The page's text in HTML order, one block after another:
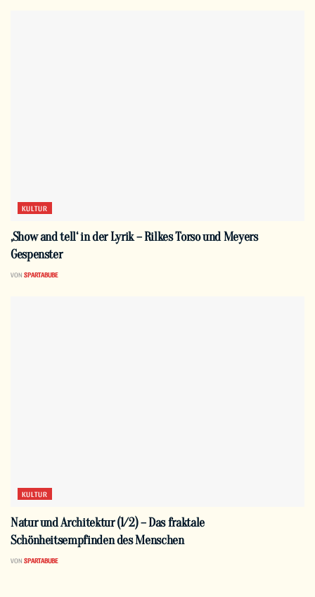
KULTUR
‚Show and tell‘ in der Lyrik – Rilkes Torso und Meyers
Gespenster
VON SPARTABUBE
KULTUR
Natur und Architektur (1/2) – Das fraktale
Schönheitsempfinden des Menschen
VON SPARTABUBE